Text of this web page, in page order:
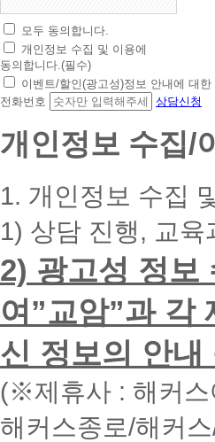
초
간
편
상
담
청
대
폰
입
력
시
면
빠
른
간
내
에
모두 동의합니다.
개인정보 수집 및 이용에
동의합니다.(필수)
이벤트/할인(광고성)정보 안내에 대
전화번호
상담신청
개인정보 수집/
1. 개인정보 수집
1) 상담 진행, 교
2) 광고성 정보
여”교암”과 각
신 정보의 안
(※제휴사 : 해커스
해커스종로/해커